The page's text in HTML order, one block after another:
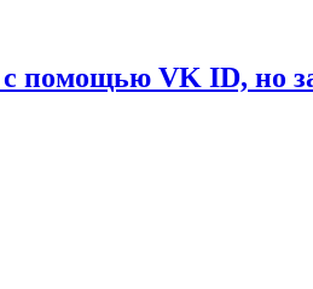
помощью VK ID, но